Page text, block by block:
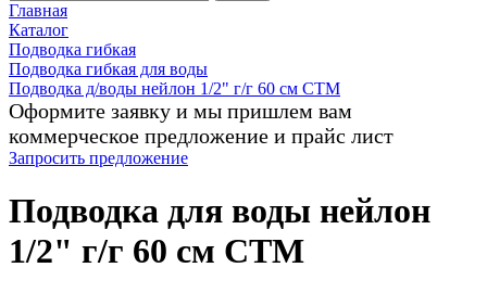
Главная
Каталог
Подводка гибкая
Подводка гибкая для воды
Подводка д/воды нейлон 1/2" г/г 60 cм CTM
Оформите заявку и мы пришлем вам
коммерческое предложение и прайс лист
Запросить предложение
Подводка для воды нейлон
1/2" г/г 60 cм CTM